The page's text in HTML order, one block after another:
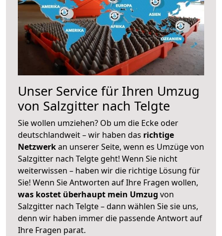
Unser Service für Ihren Umzug
von Salzgitter nach Telgte
Sie wollen umziehen? Ob um die Ecke oder
deutschlandweit – wir haben das richtige
Netzwerkan unserer Seite, wenn es Umzüge von
Salzgitter nach Telgte geht! Wenn Sie nicht
weiterwissen – haben wir die richtige Lösung für
Sie! Wenn Sie Antworten auf Ihre Fragen wollen,
was kostet überhaupt mein Umzug von
Salzgitter nach Telgte – dann wählen Sie sie uns,
denn wir haben immer die passende Antwort auf
Ihre Fragen parat.